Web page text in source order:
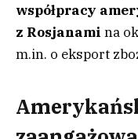
współpracy
z Rosjanami na
m.in. o eksport